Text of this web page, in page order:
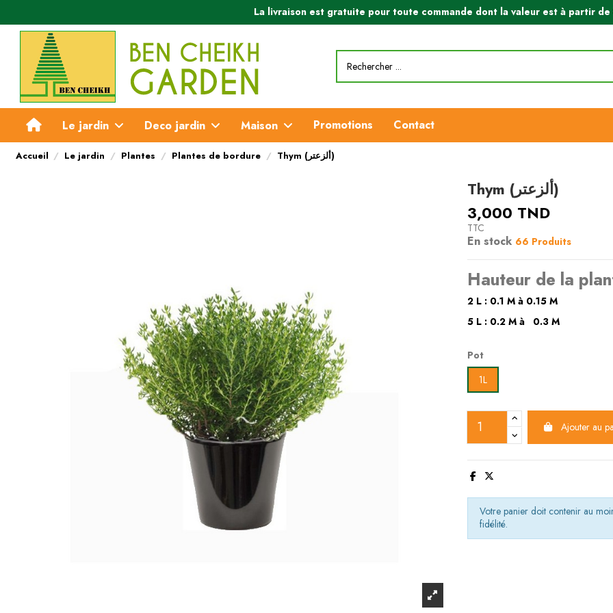
La livraison est gratuite pour toute commande dont la valeur est à partir
Le jardin Deco jardin Maison Promotions Contact
Accueil Le jardin Plantes Plantes de bordure Thym (ألزعتر)
Thym (ألزعتر)
3,000 TND
TTC
En stock 66 Produits
Hauteur de la
2 L : 0.1 M à 0.15 M
5 L : 0.2 M à 0.3 M
Pot
1L
Ajouter au
Votre panier doit contenir au
fidélité.